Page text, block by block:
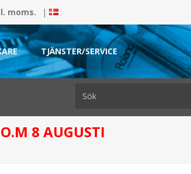
moms. |
TJÄNSTER/SERVICE
8 AUGUSTI